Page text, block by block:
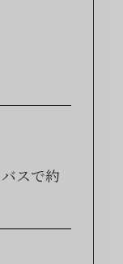
スで約